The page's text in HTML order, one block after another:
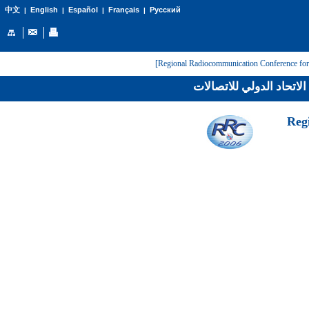
中文| English | Español | Français| Русский
الدولي للاتصالات